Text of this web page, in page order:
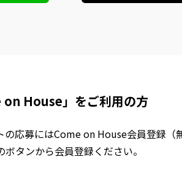
House」をご利用の方
応募にはCome on House会員登録（
タンから会員登録ください。